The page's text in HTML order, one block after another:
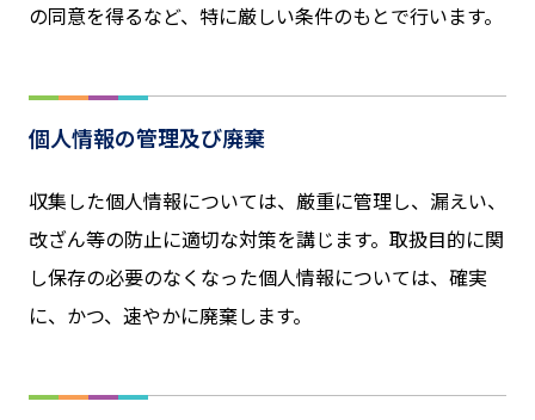
の同意を得るなど、特に厳しい条件のもとで行います。
個人情報の管理及び廃棄
収集した個人情報については、厳重に管理し、漏えい、
改ざん等の防止に適切な対策を講じます。取扱目的に関
し保存の必要のなくなった個人情報については、確実
に、かつ、速やかに廃棄します。